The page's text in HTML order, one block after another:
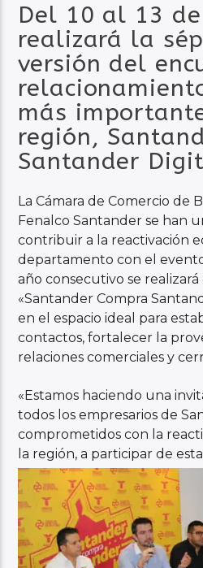
Del 10 al 13
realizará la
versión del
más
región,
Santander
La Cámara de Comercio de
Fenalco Santander se han
contribuir a la reactivación
departamento con el
año consecutivo se
«Santander Compra
en el espacio ideal para
contactos, fortalecer la
relaciones comerciales y
«Estamos haciendo una
todos los empresarios de
comprometidos con la
la región, a participar de